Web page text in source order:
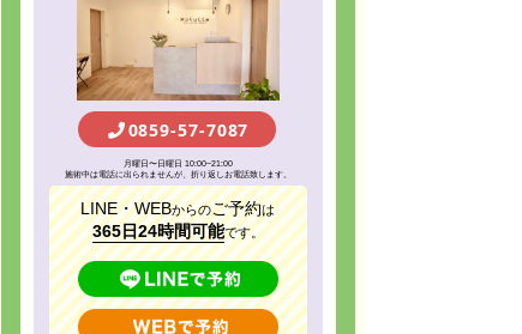
0859-57-7087
月曜日〜日曜日 10:00~21:00
施術中は電話に出られませんが、折り返しお電話致します。
LINE・WEBからのご予約は
365日24時間可能です。